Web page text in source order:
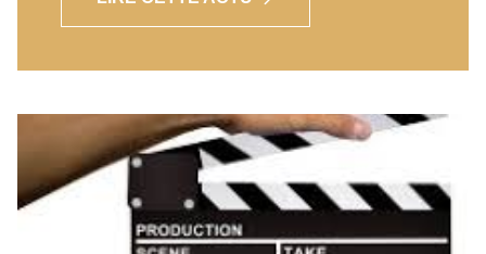
expériences réussies en tant que gérante de
commerces, Muriel a désormais décidé de se
pour apprendre ce nouveau métier. Naomi
poursuit quant à elle ses études dans
l’immobilier en profitant en parallèle des
nombreuses formations proposées par
l’enseigne. Stéphane lui, pourra se servir de
sa longue expérience dans la gestion